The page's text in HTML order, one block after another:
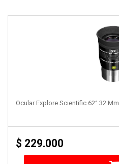
Ocular Explore Scientific 62° 32 Mm
$ 229.000